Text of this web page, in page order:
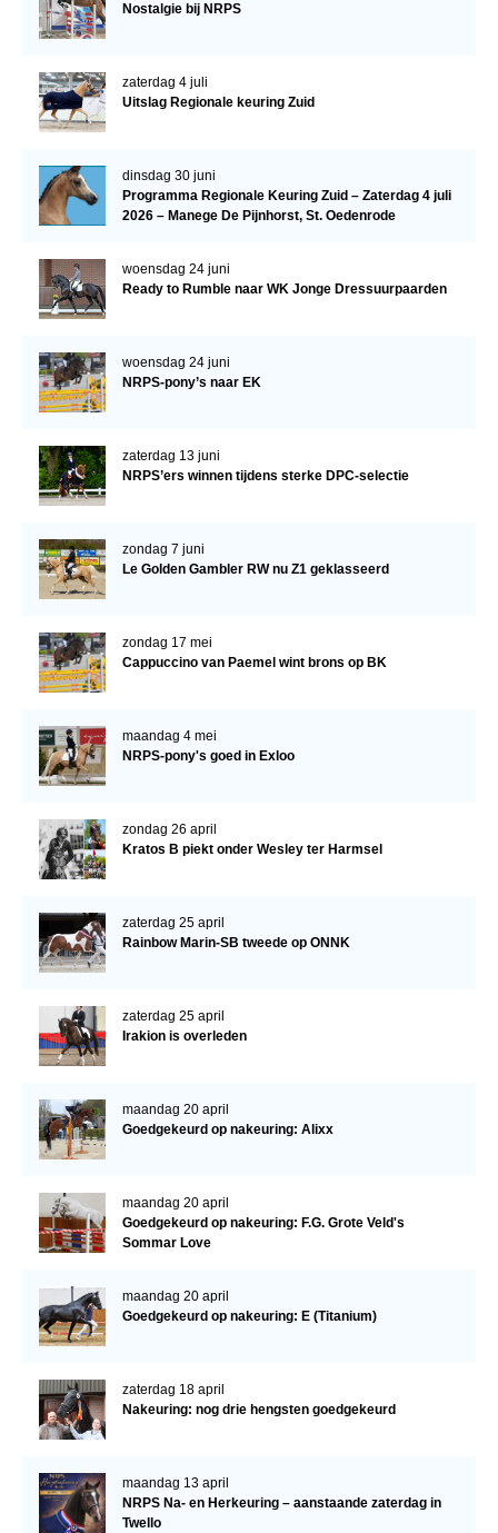
Onze fokkerij
Fokprogramma's en registratie
Informatie veulen registratie
NRPS-Boegbeeld
Cornage
Dekhengsten
HENGSTEN ONLINE
Hengstenselectie
Informatie Hengstenkeuring
Verrichtingsonderzoek NRPS
Verrichtingsonderzoek 2023-2024
Verrichtingsonderzoek 2021-2022
Sport
Inloggen
CONTACT
REGIO'S
Regio Noord
Regio Midden
Regio West
Bestuur Regio Zuid
Nostalgie bij NRPS
zaterdag 4 juli
Uitslag Regionale keuring Zuid
dinsdag 30 juni
Programma Regionale Keuring Zuid – Zaterdag 4 juli
2026 – Manege De Pijnhorst, St. Oedenrode
woensdag 24 juni
Ready to Rumble naar WK Jonge Dressuurpaarden
woensdag 24 juni
NRPS-pony’s naar EK
zaterdag 13 juni
NRPS’ers winnen tijdens sterke DPC-selectie
zondag 7 juni
Le Golden Gambler RW nu Z1 geklasseerd
zondag 17 mei
Cappuccino van Paemel wint brons op BK
maandag 4 mei
NRPS-pony's goed in Exloo
zondag 26 april
Kratos B piekt onder Wesley ter Harmsel
zaterdag 25 april
Rainbow Marin-SB tweede op ONNK
zaterdag 25 april
Irakion is overleden
maandag 20 april
Goedgekeurd op nakeuring: Alixx
maandag 20 april
Goedgekeurd op nakeuring: F.G. Grote Veld's
Sommar Love
maandag 20 april
Goedgekeurd op nakeuring: E (Titanium)
zaterdag 18 april
Nakeuring: nog drie hengsten goedgekeurd
maandag 13 april
NRPS Na- en Herkeuring – aanstaande zaterdag in
Twello